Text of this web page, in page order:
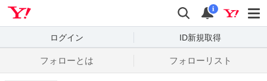
検索
通知
i
ログイン ID新規取得
フォローとは フォローリスト